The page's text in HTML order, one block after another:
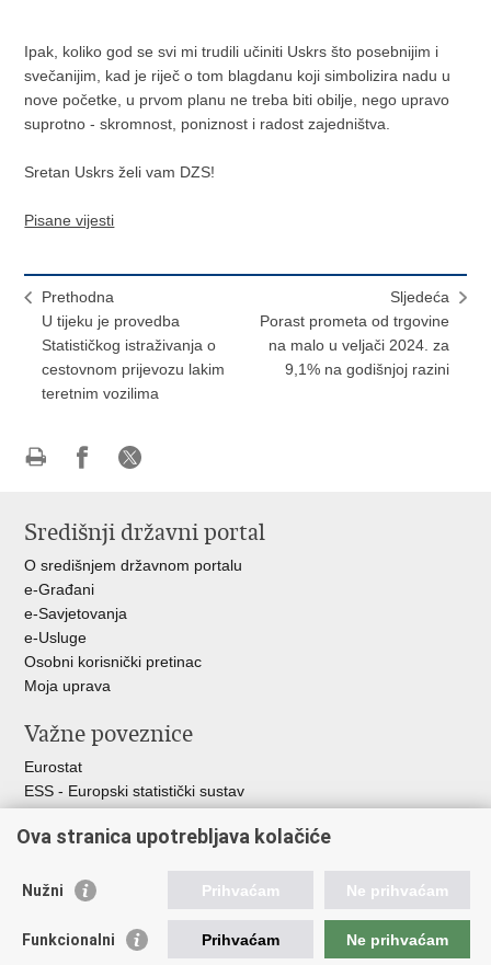
Ipak, koliko god se svi mi trudili učiniti Uskrs što posebnijim i
svečanijim, kad je riječ o tom blagdanu koji simbolizira nadu u
nove početke, u prvom planu ne treba biti obilje, nego upravo
suprotno - skromnost, poniznost i radost zajedništva.
Sretan Uskrs želi vam DZS!
Pisane vijesti
Prethodna
U tijeku je provedba
Statističkog istraživanja o
cestovnom prijevozu lakim
teretnim vozilima
Sljedeća
Porast prometa od trgovine
na malo u veljači 2024. za
9,1% na godišnjoj razini
Facebooku
X-
Središnji državni portal
O središnjem državnom portalu
e-Građani
e-Savjetovanja
e-Usluge
Osobni korisnički pretinac
Moja uprava
Važne poveznice
Eurostat
ESS - Europski statistički sustav
Statistički savjet Republike Hrvatske
Statistički sustav Republike Hrvatske
Odbor za sustav službene statistike RH
Ova stranica upotrebljava kolačiće
Nužni Prihvaćam Ne prihvaćam
Funkcionalni Prihvaćam Ne prihvaćam